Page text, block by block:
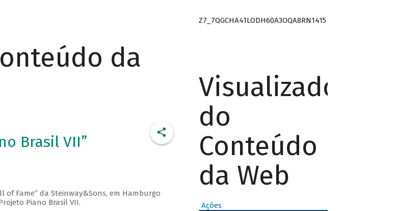
da
Brasil VII”
Fame” da Steinway&Sons, em Hamburgo
Piano Brasil VII.
Z7_7QGCHA41LODH60A3OQA8RN1415
Visualizador
do
Conteúdo
da Web
Ações